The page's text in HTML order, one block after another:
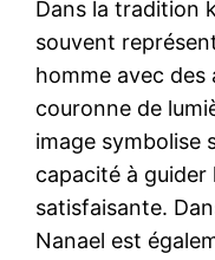
Dans la tradition
souvent
homme avec des
couronne de
image symbolise
capacité à guider
satisfaisante.
Nanael est